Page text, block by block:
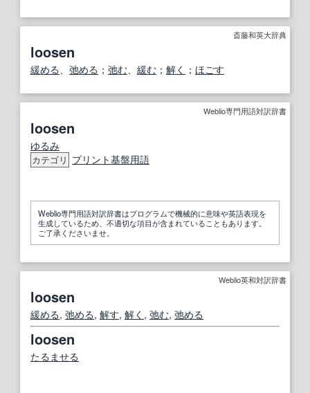
斎藤和英大辞典
loosen
緩める 弛める ； 弛む 緩む ； 解く ； ほごす
Weblio専門用語対訳辞書
loosen
ゆるみ
カテゴリ プリント基盤用語
Weblio専門用語対訳辞書はプログラムで機械的に意味や英語表現を
生成しているため、不適切な項目が含まれていることもあります。
ご了承くださいませ。
Weblio英和対訳辞書
loosen
緩める, 弛める, 解す, 解く , 弛む, 弛める
loosen
たるませる